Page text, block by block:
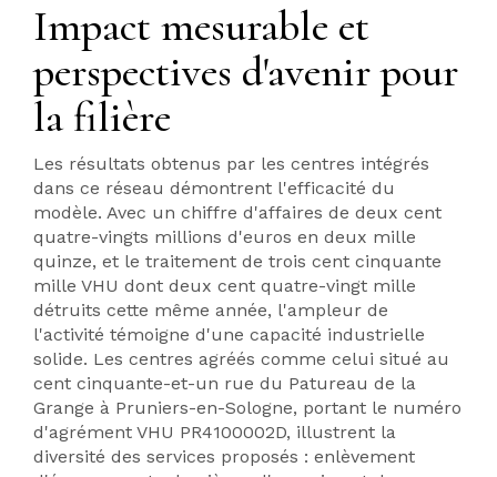
Impact mesurable et
perspectives d'avenir pour
la filière
Les résultats obtenus par les centres intégrés
dans ce réseau démontrent l'efficacité du
modèle. Avec un chiffre d'affaires de deux cent
quatre-vingts millions d'euros en deux mille
quinze, et le traitement de trois cent cinquante
mille VHU dont deux cent quatre-vingt mille
détruits cette même année, l'ampleur de
l'activité témoigne d'une capacité industrielle
solide. Les centres agréés comme celui situé au
cent cinquante-et-un rue du Patureau de la
Grange à Pruniers-en-Sologne, portant le numéro
d'agrément VHU PR4100002D, illustrent la
diversité des services proposés : enlèvement